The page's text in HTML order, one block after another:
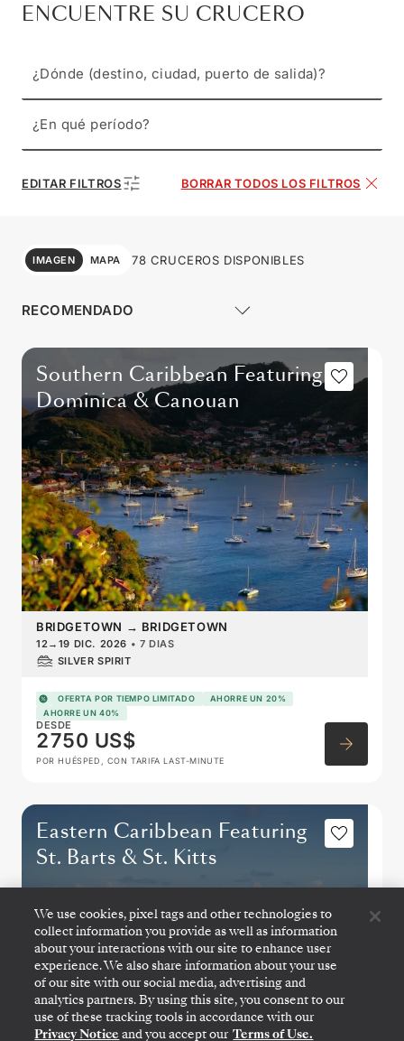
ENCUENTRE SU CRUCERO
¿Dónde (destino, ciudad, puerto de salida)?
¿En qué período?
EDITAR FILTROS BORRAR TODOS LOS FILTROS
IMAGEN MAPA 78 CRUCEROS DISPONIBLES
Southern Caribbean Featuring
Dominica & Canouan
BRIDGETOWN → BRIDGETOWN
12 → 19 DIC. 2026 • 7 DIAS
SILVER SPIRIT
OFERTA POR TIEMPO LIMITADO
AHORRE UN 20%
AHORRE UN 40%
DESDE
2750 US$
POR HUÉSPED, CON TARIFA LAST-MINUTE
Eastern Caribbean Featuring
St. Barts & St. Kitts
We use cookies, pixel tags and other technologies to
collect information you provide as well as information
about your interactions with our site to enhance user
experience. We also share information about your use
of our site with our social media, advertising and
analytics partners. By using this site, you consent to our
use of these tracking tools in accordance with our
Privacy Notice and you accept our Terms of Use.